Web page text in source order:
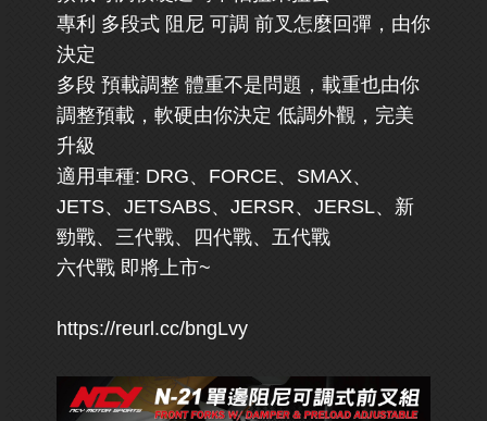
專利 多段式 阻尼 可調 前叉怎麼回彈，由你
決定
多段 預載調整 體重不是問題，載重也由你
調整預載，軟硬由你決定 低調外觀，完美
升級
適用車種: DRG、FORCE、SMAX、
JETS、JETSABS、JERSR、JERSL、新
勁戰、三代戰、四代戰、五代戰
六代戰 即將上市~
https://reurl.cc/bngLvy